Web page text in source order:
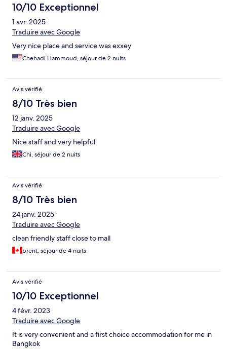
10/10 Exceptionnel
1 avr. 2025
Traduire avec Google
Very nice place and service was exxey
Chehadi Hammoud, séjour de 2 nuits
Avis vérifié
8/10 Très bien
12 janv. 2025
Traduire avec Google
Nice staff and very helpful
Chi, séjour de 2 nuits
Avis vérifié
8/10 Très bien
24 janv. 2025
Traduire avec Google
clean friendly staff close to mall
brent, séjour de 4 nuits
Avis vérifié
10/10 Exceptionnel
4 févr. 2023
Traduire avec Google
It is very convenient and a first choice accommodation for me in
Bangkok